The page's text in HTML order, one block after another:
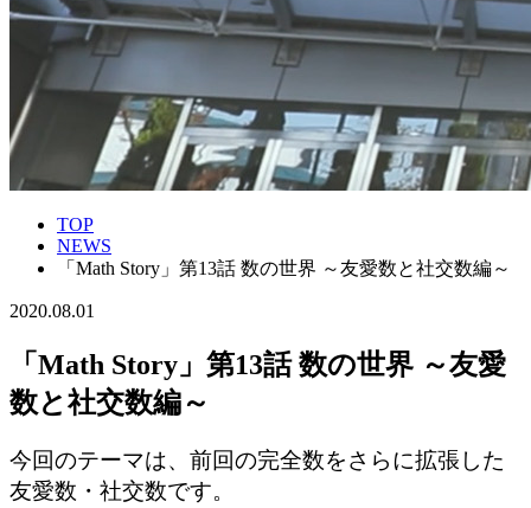
TOP
NEWS
「Math Story」第13話 数の世界 ～友愛数と社交数編～
2020.08.01
「Math Story」第13話 数の世界 ～友愛
数と社交数編～
今回のテーマは、前回の完全数をさらに拡張した
友愛数・社交数です。